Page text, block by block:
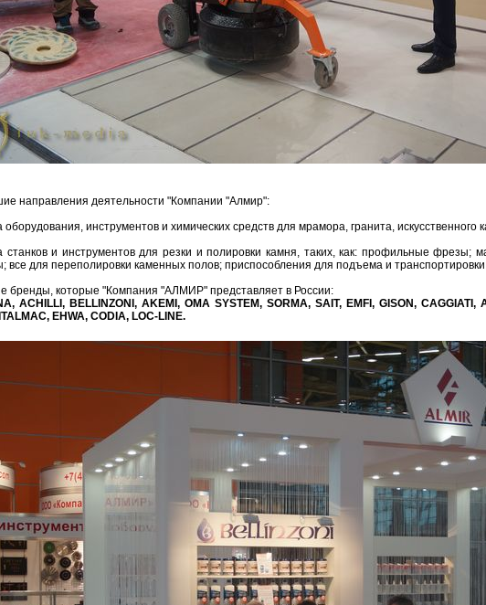
направления деятельности "Компании "Алмир":
оборудования, инструментов и химических средств для мрамора, гранита, искусственного
станков и инструментов для резки и полировки камня, таких, как: профильные фрезы;
все для переполировки каменных полов; приспособления для подъема и
бренды, которые "Компания "АЛМИР" представляет в России:
ACHILLI, BELLINZONI, AKEMI, OMA SYSTEM, SORMA, SAIT, EMFI, GISON,
EHWA, CODIA, LOC-LINE.